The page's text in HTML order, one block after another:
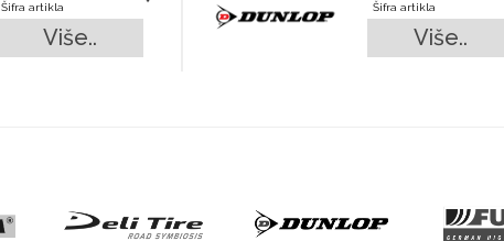
Šifra artikla
Više..
Šifra artikla
Više..